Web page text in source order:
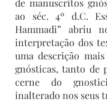
ao séc. 4º d.C.
Hammadi” abriu
interpretação dos
uma descrição
gnósticas, tanto de
cerne do
inalterado nos seus